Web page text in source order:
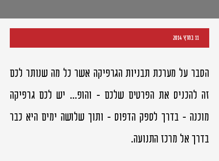
11 במרץ 2014
הסבר על מערכת תבניות הגרפיקה אשר כל מה שנותר לכם
זה להכניס את הפרטים שלכם - והופ... יש לכם גרפיקה
מוכנה - בדרך לספק הדפוס - ותוך שלושה ימים היא כבר
בדרך אל מרכז התנועה.